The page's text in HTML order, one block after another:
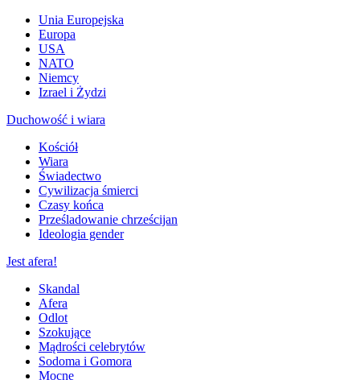
Unia Europejska
Europa
USA
NATO
Niemcy
Izrael i Żydzi
Duchowość i wiara
Kościół
Wiara
Świadectwo
Cywilizacja śmierci
Czasy końca
Prześladowanie chrześcijan
Ideologia gender
Jest afera!
Skandal
Afera
Odlot
Szokujące
Mądrości celebrytów
Sodoma i Gomora
Mocne